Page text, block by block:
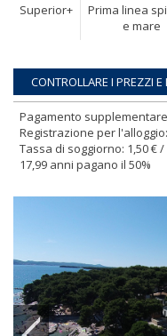
Superior+
Prima linea
e mare
Pagamento
Registrazione per
Tassa di soggiorno: 1,50 €
17,99 anni pagano il 50%